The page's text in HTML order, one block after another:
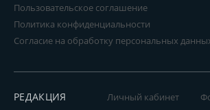
Пользовательское соглашение
Политика конфиденциальности
Согласие на обработку персональных
РЕДАКЦИЯ Личный кабинет